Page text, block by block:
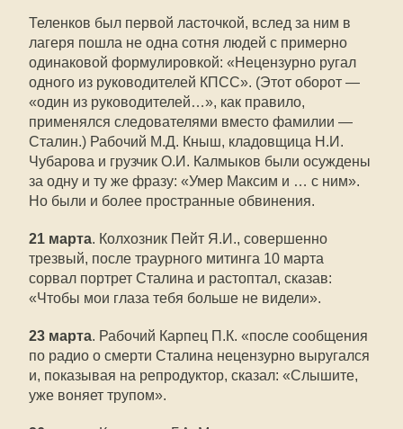
Теленков был первой ласточкой, вслед за ним в
лагеря пошла не одна сотня людей с примерно
одинаковой формулировкой: «Нецензурно ругал
одного из руководителей КПСС». (Этот оборот —
«один из руководителей…», как правило,
применялся следователями вместо фамилии —
Сталин.) Рабочий М.Д. Кныш, кладовщица Н.И.
Чубарова и грузчик О.И. Калмыков были осуждены
за одну и ту же фразу: «Умер Максим и … с ним».
Но были и более пространные обвинения.
21 марта. Колхозник Пейт Я.И., совершенно
трезвый, после траурного митинга 10 марта
сорвал портрет Сталина и растоптал, сказав:
«Чтобы мои глаза тебя больше не видели».
23 марта. Рабочий Карпец П.К. «после сообщения
по радио о смерти Сталина нецензурно выругался
и, показывая на репродуктор, сказал: «Слышите,
уже воняет трупом».